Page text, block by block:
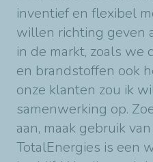
inventief en flexibel
willen richting geven
in de markt, zoals we
en brandstoffen ook
onze klanten zou ik
samenwerking op.
aan, maak gebruik
TotalEnergies is een